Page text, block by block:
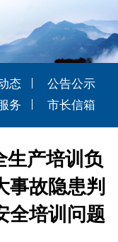
态
公告公示
务 市长信箱
产培训负
事故隐患判
全培训问题